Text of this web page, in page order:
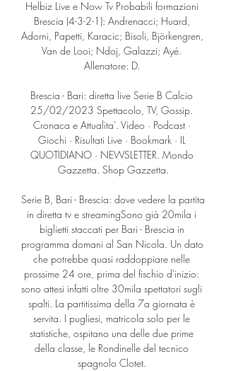
Helbiz Live e Now Tv Probabili formazioni
Brescia (4-3-2-1): Andrenacci; Huard,
Adorni, Papetti, Karacic; Bisoli, Björkengren,
Van de Looi; Ndoj, Galazzi; Ayé.
Allenatore: D.
Brescia - Bari: diretta live Serie B Calcio
25/02/2023 Spettacolo, TV, Gossip.
Cronaca e Attualita'. Video · Podcast ·
Giochi · Risultati Live · Bookmark · IL
QUOTIDIANO · NEWSLETTER. Mondo
Gazzetta. Shop Gazzetta.
Serie B, Bari - Brescia: dove vedere la partita
in diretta tv e streamingSono già 20mila i
biglietti staccati per Bari - Brescia in
programma domani al San Nicola. Un dato
che potrebbe quasi raddoppiare nelle
prossime 24 ore, prima del fischio d'inizio:
sono attesi infatti oltre 30mila spettatori sugli
spalti. La partitissima della 7a giornata è
servita. I pugliesi, matricola solo per le
statistiche, ospitano una delle due prime
della classe, le Rondinelle del tecnico
spagnolo Clotet.